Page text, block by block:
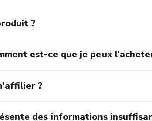
?
est-ce que je peux
?
des informations